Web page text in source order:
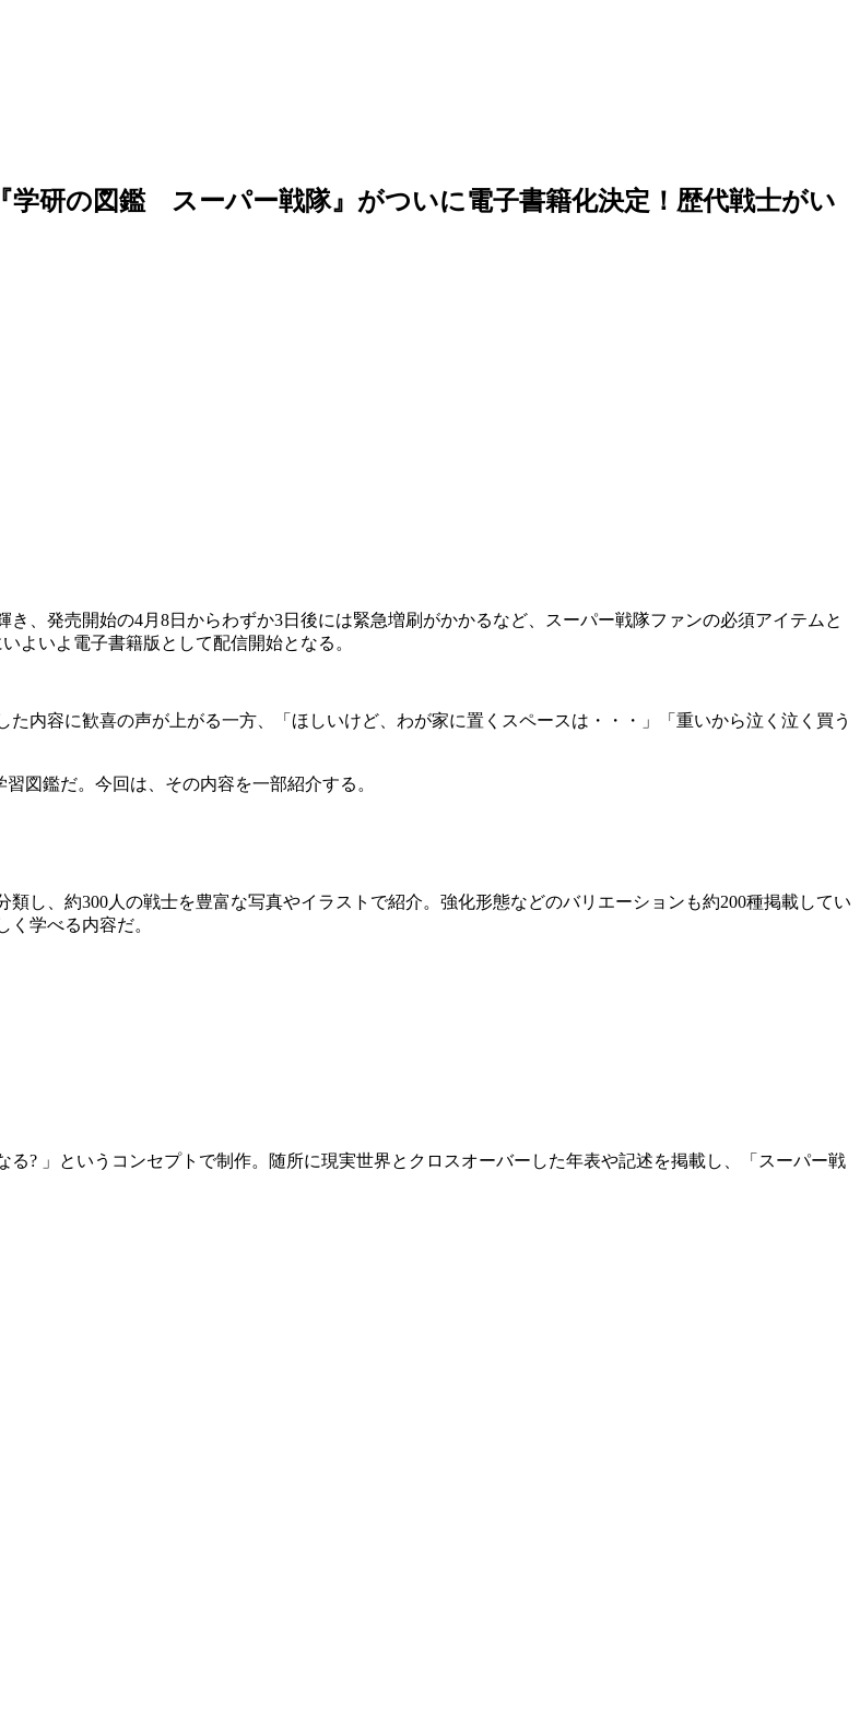
学研の図鑑 スーパー戦隊』がついに電子書籍化決定！歴代戦士がい
、発売開始の4月8日からわずか3日後には緊急増刷がかかるなど、スーパー戦隊ファンの必須アイテムと
よいよ電子書籍版として配信開始となる。
内容に歓喜の声が上がる一方、「ほしいけど、わが家に置くスペースは・・・」「重いから泣く泣く買う
図鑑だ。今回は、その内容を一部紹介する。
し、約300人の戦士を豊富な写真やイラストで紹介。強化形態などのバリエーションも約200種掲載してい
学べる内容だ。
? 」というコンセプトで制作。随所に現実世界とクロスオーバーした年表や記述を掲載し、「スーパー戦